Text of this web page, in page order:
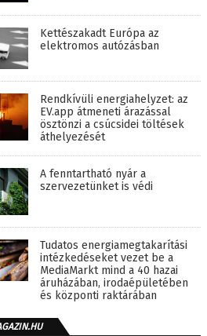
Kettészakadt Európa az
elektromos autózásban
Rendkívüli energiahelyzet: az
EV.app átmeneti árazással
ösztönzi a csúcsidei töltések
áthelyezését
A fenntartható nyár a
szervezetünket is védi
Tudatos energiamegtakarítási
intézkedéseket vezet be a
MediaMarkt mind a 40 hazai
áruházában, irodaépületében
és központi raktárában